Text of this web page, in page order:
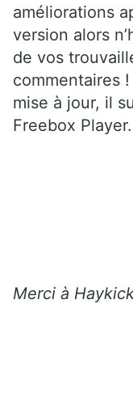
améliorations
version alors
de vos
commentaires
mise à jour, il
Freebox Player.
Merci à